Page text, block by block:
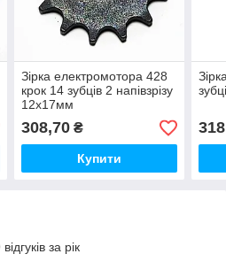
Зірка електромотора 428
крок 14 зубців 2 напівзрізу
12х17мм
308,70₴
Купити
за рік